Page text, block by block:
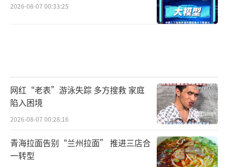
2026-08-07 00:33:25
网红“老表”游泳失踪 多方搜救 家庭
陷入困境
2026-08-07 00:28:16
青海拉面告别“兰州拉面” 推进三店合
一转型